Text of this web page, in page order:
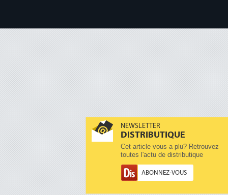
NEWSLETTER
DISTRIBUTIQUE
Cet article vous a plu? Retrouvez
toutes l'actu de distributique
ABONNEZ-VOUS